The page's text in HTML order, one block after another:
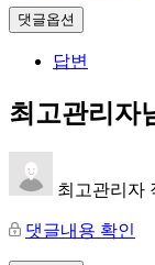
댓글옵션
답변
최고관리자
최고관리자
댓글내용 확인